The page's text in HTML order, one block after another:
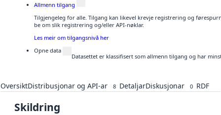
Allmenn tilgang
Tilgjengeleg for alle. Tilgang kan likevel krevje registrering og
be om slik registrering og/eller API-nøklar.
Les meir om tilgangsnivå her
Opne data
Datasettet er klassifisert som allmenn tilgang og har
OversiktDistribusjonar og API-ar 8 DetaljarDiskusjonar 0 RDF
Skildring